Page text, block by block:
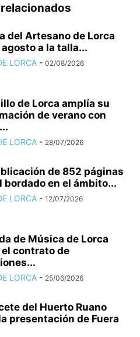
del Artesano de Lorca
a la talla...
LORCA - 02/08/2026
de Lorca amplía su
de verano con
LORCA - 28/07/2026
de 852 páginas
bordado en el ámbito...
LORCA - 12/07/2026
de Música de Lorca
contrato de
LORCA - 25/06/2026
del Huerto Ruano
presentación de Fuera